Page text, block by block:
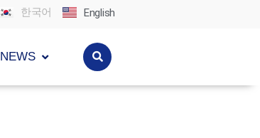
한국어 English
NEWS